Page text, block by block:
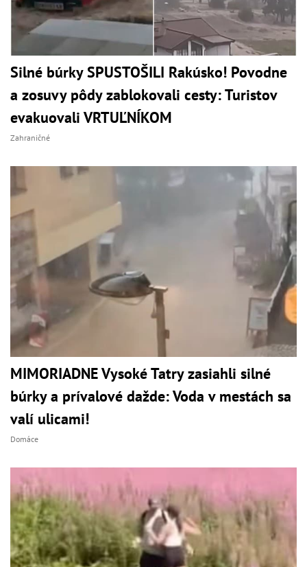
Silné búrky SPUSTOŠILI Rakúsko! Povodne
a zosuvy pôdy zablokovali cesty: Turistov
evakuovali VRTUĽNÍKOM
Zahraničné
MIMORIADNE Vysoké Tatry zasiahli silné
búrky a prívalové dažde: Voda v mestách sa
valí ulicami!
Domáce